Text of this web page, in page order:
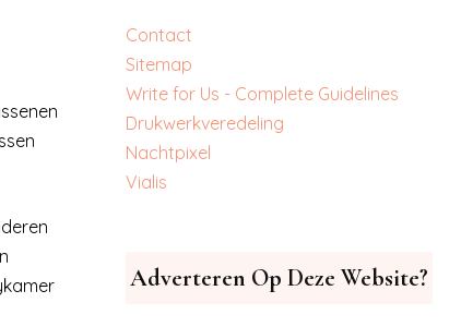
Contact
Sitemap
Write for Us - Complete Guidelines
‎Drukwerkveredeling
‎Nachtpixel
‎Vialis
Adverteren Op Deze Website?